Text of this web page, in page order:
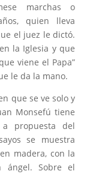
marchas o
quien lleva
el juez le dictó.
la Iglesia y que
viene el Papa”
le da la mano.
que se ve solo y
Monsefú tiene
propuesta del
se muestra
madera, con la
Sobre el